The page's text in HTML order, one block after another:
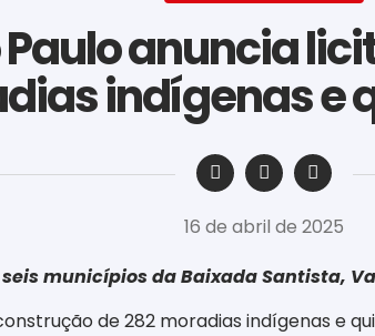
anuncia
indígenas e
‎ ‎ ‎ ‎ ‎ ‎ ‎ ‎ ‎ ‎ ‎ ‎ ‎ ‎ ‎ ‎ ‎ ‎ ‎ ‎ ‎ ‎ ‎ ‎ ‎ ‎ ‎ ‎ ‎ ‎ ‎
16 de abril de 2025
municípios da Baixada Santista,
de 282 moradias indígenas e